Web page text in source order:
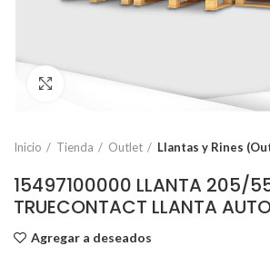
Click to enlarge
Inicio Tienda Outlet Llantas y Rines
15497100000 LLANTA 205/
TRUECONTACT LLANTA
Agregar a deseados